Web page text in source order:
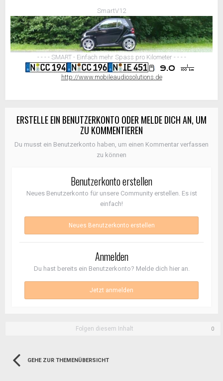
SmartV12
- - - - SMART - Einfach mehr Spass pro Kilometer - - - -
http://www.mobileaudiosolutions.de
ERSTELLE EIN BENUTZERKONTO ODER MELDE DICH AN, UM
ZU KOMMENTIEREN
Du musst ein Benutzerkonto haben, um einen Kommentar verfassen
zu können
Benutzerkonto erstellen
Neues Benutzerkonto für unsere Community erstellen. Es ist
einfach!
Neues Benutzerkonto erstellen
Anmelden
Du hast bereits ein Benutzerkonto? Melde dich hier an.
Jetzt anmelden
Folgen diesem Inhalt 0
GEHE ZUR THEMENÜBERSICHT